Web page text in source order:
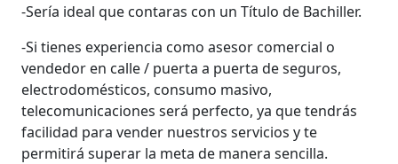
-Sería ideal que contaras con un Título de Bachiller.
-Si tienes experiencia como asesor comercial o
vendedor en calle / puerta a puerta de seguros,
electrodomésticos, consumo masivo,
telecomunicaciones será perfecto, ya que tendrás
facilidad para vender nuestros servicios y te
permitirá superar la meta de manera sencilla.